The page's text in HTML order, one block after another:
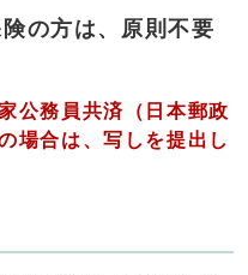
の方は、原則不要
公務員共済（日本郵政
場合は、写しを提出し